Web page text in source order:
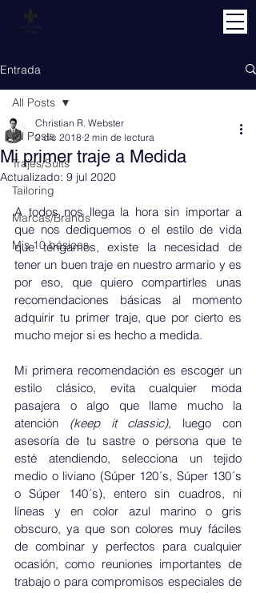
Entrada
All Posts
Trajes/Suits
Tailoring
Marcas/Brands
Mis 10 básicos
All Posts
Mi primer traje a Medida
Christian R. Webster
2 dic 2018 2 min de lectura
Actualizado: 9 jul 2020
A todos nos llega la hora sin importar a
que nos dediquemos o el estilo de vida
que tengamos, existe la necesidad de
tener un buen traje en nuestro armario y es
por eso, que quiero compartirles unas
recomendaciones básicas al momento
adquirir tu primer traje, que por cierto es
mucho mejor si es hecho a medida.
Mi primera recomendación es escoger un
estilo clásico, evita cualquier moda
pasajera o algo que llame mucho la
atención (keep it classic), luego con
asesoría de tu sastre o persona que te
esté atendiendo, selecciona un tejido
medio o liviano (Súper 120´s, Súper 130´s
o Súper 140´s), entero sin cuadros, ni
líneas y en color azul marino o gris
obscuro, ya que son colores muy fáciles
de combinar y perfectos para cualquier
ocasión, como reuniones importantes de
trabajo o para compromisos especiales de